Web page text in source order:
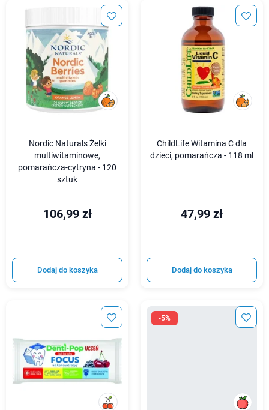
Nordic Naturals Żelki
multiwitaminowe,
pomarańcza-cytryna - 120
sztuk
106,99 zł
Dodaj do koszyka
ChildLife Witamina C dla
dzieci, pomarańcza - 118 ml
47,99 zł
Dodaj do koszyka
-5%